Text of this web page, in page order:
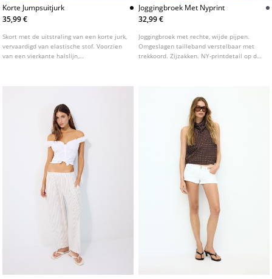
Korte Jumpsuitjurk
35,99 €
Skort met de uitstraling van een korte jurk,
vervaardigd van elastische stof. Voorzien
van een vierkante halslijn,
Joggingbroek Met Nyprint
32,99 €
Joggingbroek met rechte, wijde pijpen.
Omgeslagen tailleband verstelbaar met
trekkoord. Zijzakken. NY-printdetail op de